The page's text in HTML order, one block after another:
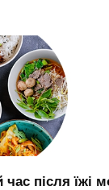
час після їжі